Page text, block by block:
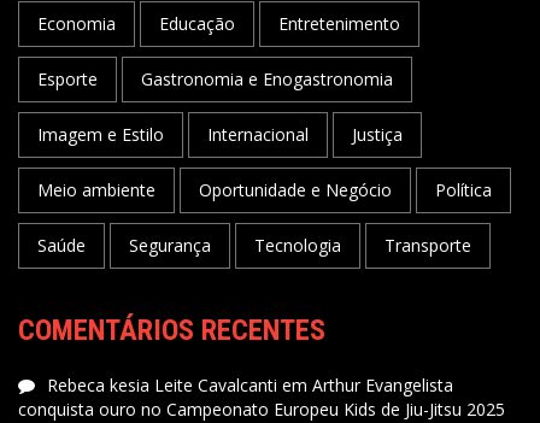
Economia Educação Entretenimento
Esporte Gastronomia e Enogastronomia
Imagem e Estilo Internacional Justiça
Meio ambiente Oportunidade e Negócio Política
Saúde Segurança Tecnologia Transporte
COMENTÁRIOS RECENTES
Rebeca kesia Leite Cavalcanti em Arthur Evangelista
conquista ouro no Campeonato Europeu Kids de Jiu-Jitsu 2025